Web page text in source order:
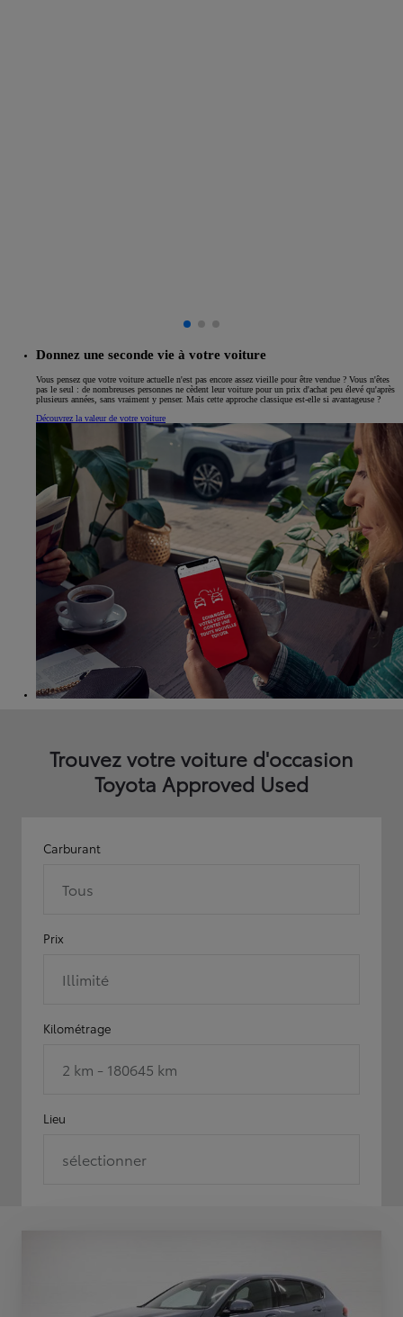
Donnez une seconde vie à votre voiture
Vous pensez que votre voiture actuelle n'est pas encore assez vieille pour être vendue ? Vous n'êtes
pas le seul : de nombreuses personnes ne cèdent leur voiture pour un prix d'achat peu élevé qu'après
plusieurs années, sans vraiment y penser. Mais cette approche classique est-elle si avantageuse ?
Découvrez la valeur de votre voiture
Trouvez votre voiture d'occasion
Toyota Approved Used
Carburant
Tous
Prix
Illimité
Kilométrage
2 km - 180645 km
Lieu
sélectionner